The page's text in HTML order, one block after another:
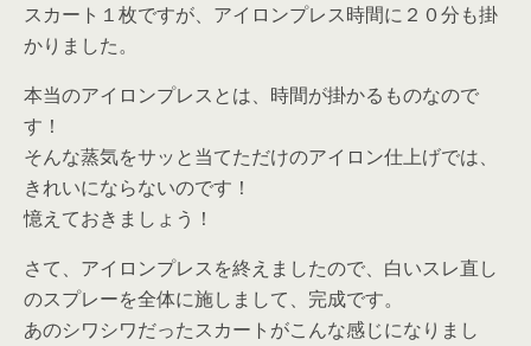
スカート１枚ですが、アイロンプレス時間に２０分も掛
かりました。
本当のアイロンプレスとは、時間が掛かるものなので
す！
そんな蒸気をサッと当てただけのアイロン仕上げでは、
きれいにならないのです！
憶えておきましょう！
さて、アイロンプレスを終えましたので、白いスレ直し
のスプレーを全体に施しまして、完成です。
あのシワシワだったスカートがこんな感じになりまし